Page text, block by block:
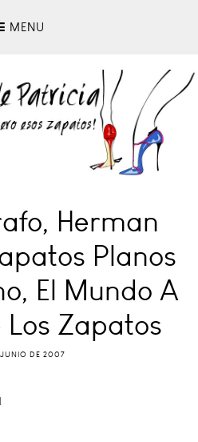
MENU
Herman
Planos
El Mundo A
Los Zapatos
DE 2007